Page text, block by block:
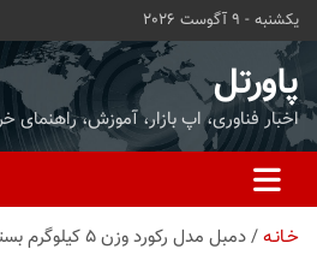
محتوا
بروید
یکشنبه - 9 آگوست 2026
پاورتل
اخبار فناوری، اپ بازار، آموزش، راهنمای
خـانـه دمبل مدل رکورد وزن 5 کیلوگرم بسته 2 عددی